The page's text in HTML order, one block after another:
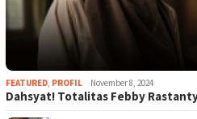
FEATURED, PROFIL November 8, 2024
Dahsyat! Totalitas Febby